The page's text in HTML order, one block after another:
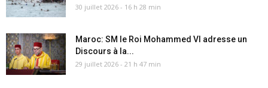
30 juillet 2026 - 16 h 28 min
Maroc: SM le Roi Mohammed VI adresse un
Discours à la...
29 juillet 2026 - 21 h 47 min